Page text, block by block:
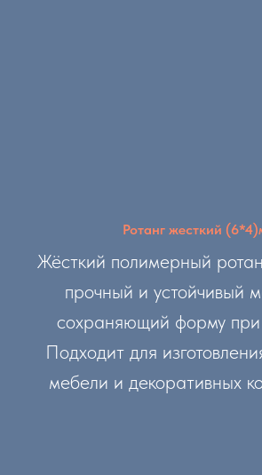
Ротанг жесткий
Жёсткий полимерный
прочный и устойчивый
сохраняющий форму при
Подходит для
мебели и декоративных